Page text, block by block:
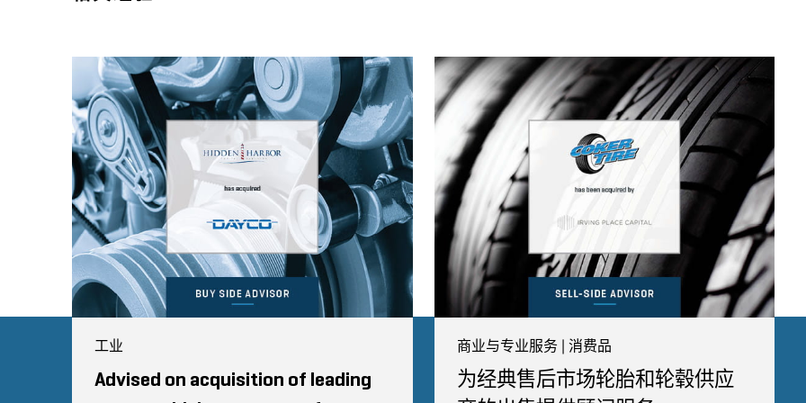
工业
Advised on acquisition of leading
商业与专业服务 | 消费品
为经典售后市场轮胎和轮毂供应